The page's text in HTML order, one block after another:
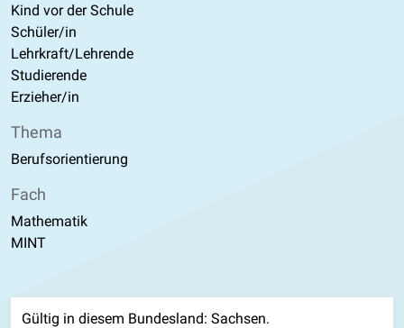
Kind vor der Schule
Schüler/in
Lehrkraft/Lehrende
Studierende
Erzieher/in
Thema
Berufsorientierung
Fach
Mathematik
MINT
Gültig in diesem Bundesland: Sachsen.